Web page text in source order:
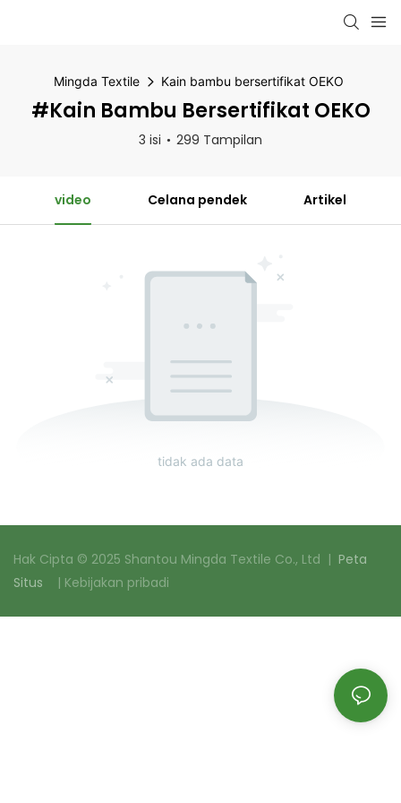
Mingda Textile Kain bambu bersertifikat OEKO
#Kain Bambu Bersertifikat OEKO
3 isi 299 Tampilan
video Celana pendek Artikel
tidak ada data
Hak Cipta © 2025 Shantou Mingda Textile Co., Ltd | Peta
Situs
| Kebijakan pribadi